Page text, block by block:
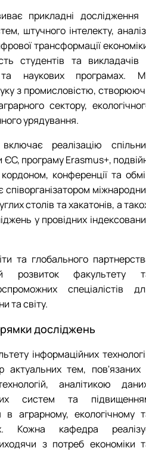
прикладні дослідження
штучного інтелекту,
трансформації
студентів та викладачів
та наукових програмах.
з промисловістю,
сектору,
урядування.
реалізацію
ЄС, програму Erasmus+,
конференції та
столів та хакатонів, а
у провідних
та глобального
розвиток факультету
спеціалістів
та світу.
досліджень
інформаційних
актуальних тем, пов'язаних
аналітикою
систем та
в аграрному, екологічному
Кожна кафедра
з потреб економіки